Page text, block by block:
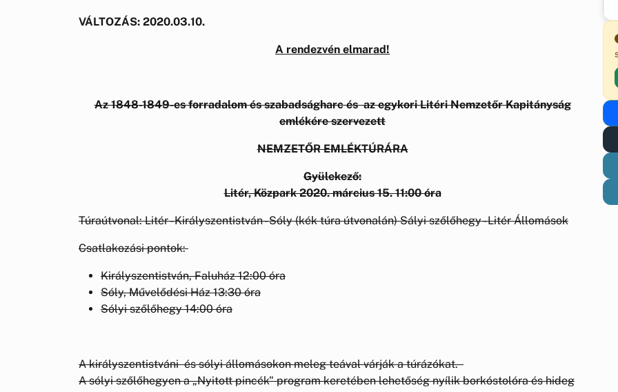
VÁLTOZÁS: 2020.03.10.
A rendezvén elmarad!
Az 1848-1849-es forradalom és szabadságharc és az egykori Litéri Nemzetőr Kapitányság
emlékére szervezett
NEMZETŐR EMLÉKTÚRÁRA
Gyülekező:
Litér, Közpark 2020. március 15. 11:00 óra
Túraútvonal: Litér - Királyszentistván - Sóly (kék túra útvonalán) Sályi szőlőhegy - Litér Állomások
Csatlakozási pontok:
Királyszentistván, Faluház 12:00 óra
Sóly, Művelődési Ház 13:30 óra
Sólyi szőlőhegy 14:00 óra
A királyszentistváni és sólyi állomásokon meleg teával várják a túrázókat.
A sólyi szőlőhegyen a „Nyitott pincék" program keretében lehetőség nyílik borkóstolóra és hideg